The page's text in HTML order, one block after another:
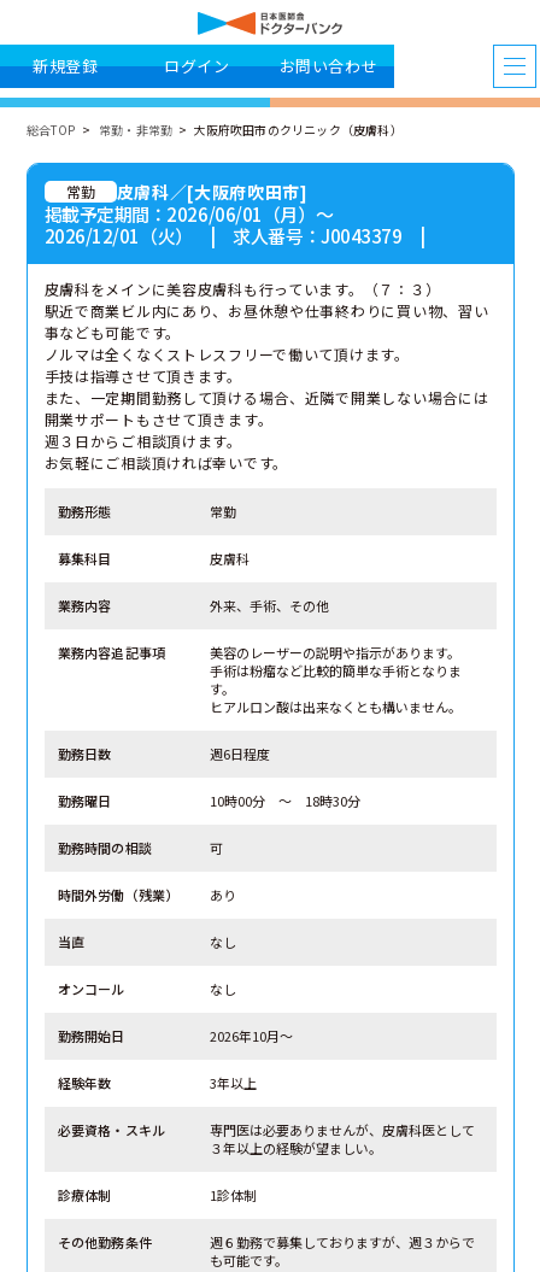
新規登録 ログイン お問い合わせ
総合TOP 常勤・非常勤 大阪府吹田市のクリニック（皮膚科）
常勤 皮膚科／[大阪府吹田市]
掲載予定期間：2026/06/01（月）〜
2026/12/01（火） | 求人番号：J0043379 |
皮膚科をメインに美容皮膚科も行っています。（７：３）
駅近で商業ビル内にあり、お昼休憩や仕事終わりに買い物、習い
事なども可能です。
ノルマは全くなくストレスフリーで働いて頂けます。
手技は指導させて頂きます。
また、一定期間勤務して頂ける場合、近隣で開業しない場合には
開業サポートもさせて頂きます。
週３日からご相談頂けます。
お気軽にご相談頂ければ幸いです。
勤務形態 常勤
募集科目 皮膚科
業務内容 外来、手術、その他
業務内容追記事項
美容のレーザーの説明や指示があります。
手術は粉瘤など比較的簡単な手術となりま
す。
ヒアルロン酸は出来なくとも構いません。
勤務日数 週6日程度
勤務曜日 10時00分 ～ 18時30分
勤務時間の相談 可
時間外労働（残業） あり
当直 なし
オンコール なし
勤務開始日 2026年10月～
経験年数 3年以上
必要資格・スキル
専門医は必要ありませんが、皮膚科医として
３年以上の経験が望ましい。
診療体制 1診体制
その他勤務条件
週６勤務で募集しておりますが、週３からで
も可能です。